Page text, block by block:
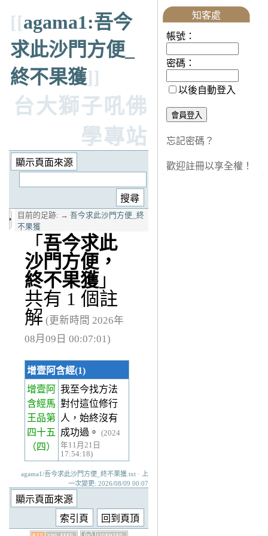
[[agama1:吾今
求此沙門方便_
終不果獲]]
台大獅子吼佛
學專站
目前的足跡: → 吾今求此沙門方便_終
不果獲
「 吾今求此
沙門方便，
終不果獲」
共有 1 個註
解 (更新時間 2026年
08月09日 00:07:01)
增壹阿含經(1)
增壹阿
含經馬
王品第
四十五
（四）
我至今找方法
對付這位修行
人，始終沒有
成功過。
(2024
年11月21日
17:54:18)
agama1/吾今求此沙門方便_終不果獲.txt · 上
一次變更: 2026/08/09 00:07
知客處
帳號：
密碼：
以後自動登入
忘記密碼？
歡迎註冊以享全權！